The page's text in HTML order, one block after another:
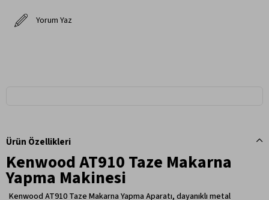
Yorum Yaz
Ürün Özellikleri
Kenwood AT910 Taze Makarna
Yapma Makinesi
Kenwood AT910 Taze Makarna Yapma Aparatı, dayanıklı metal